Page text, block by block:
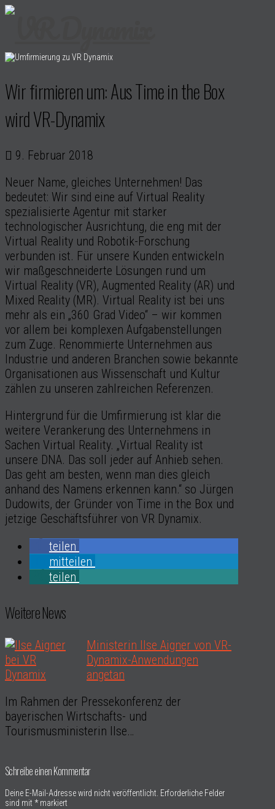
Wir firmieren um: Aus Time in the Box
wird VR-Dynamix
9. Februar 2018
Neuer Name, gleiches Unternehmen! Das
bedeutet: Wir sind eine auf Virtual Reality
spezialisierte Agentur mit starker
technologischer Ausrichtung, die eng mit der
Virtual Reality und Robotik-Forschung
verbunden ist. Für unsere Kunden entwickeln
wir maßgeschneiderte Lösungen rund um
Virtual Reality (VR), Augmented Reality (AR) und
Mixed Reality (MR). Virtual Reality ist bei uns
mehr als ein „360 Grad Video“ – wir kommen
vor allem bei komplexen Aufgabenstellungen
zum Zuge. Renommierte Unternehmen aus
Industrie und anderen Branchen sowie bekannte
Organisationen aus Wissenschaft und Kultur
zählen zu unseren zahlreichen Referenzen.
Hintergrund für die Umfirmierung ist klar die
weitere Verankerung des Unternehmens in
Sachen Virtual Reality. „Virtual Reality ist
unsere DNA. Das soll jeder auf Anhieb sehen.
Das geht am besten, wenn man dies gleich
anhand des Namens erkennen kann.“ so Jürgen
Dudowits, der Gründer von Time in the Box und
jetzige Geschäftsführer von VR Dynamix.
teilen
mitteilen
teilen
Weitere News
Ministerin Ilse Aigner von VR-
Dynamix-Anwendungen
angetan
Im Rahmen der Pressekonferenz der
bayerischen Wirtschafts- und
Tourismusministerin Ilse…
Schreibe einen Kommentar
Deine E-Mail-Adresse wird nicht veröffentlicht. Erforderliche Felder
sind mit * markiert